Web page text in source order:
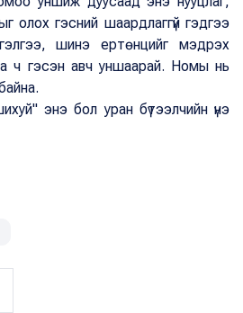
олох гэсний шаардлаггүй гэдгээ
шинэ ертөнцийг мэдрэх
ч гэсэн авч уншаарай. Номы нь
энэ бол уран бүтээлчийн үнэ